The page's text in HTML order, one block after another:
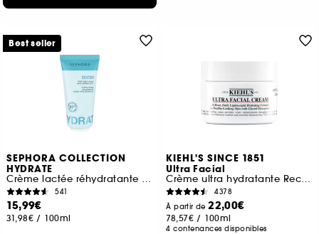
SEPHORA COLLECTION
HYDRATE
Crème lactée réhydratante à l'Acide hyaluronique
541
15,99€
31,98€ / 100ml
Best seller
KIEHL'S SINCE 1851
Ultra Facial
Crème ultra hydratante Rechargeable à la texture légère
4378
À partir de22,00€
78,57€ / 100ml
4 contenances disponibles